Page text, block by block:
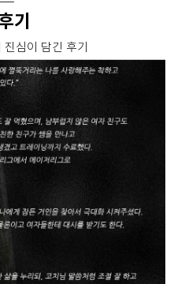
기
심이 담긴 후기